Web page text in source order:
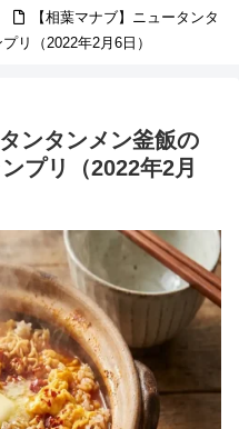
【相葉マナブ】ニュータンタ
リ（2022年2月6日）
ンタンメン釜飯の
プリ（2022年2月